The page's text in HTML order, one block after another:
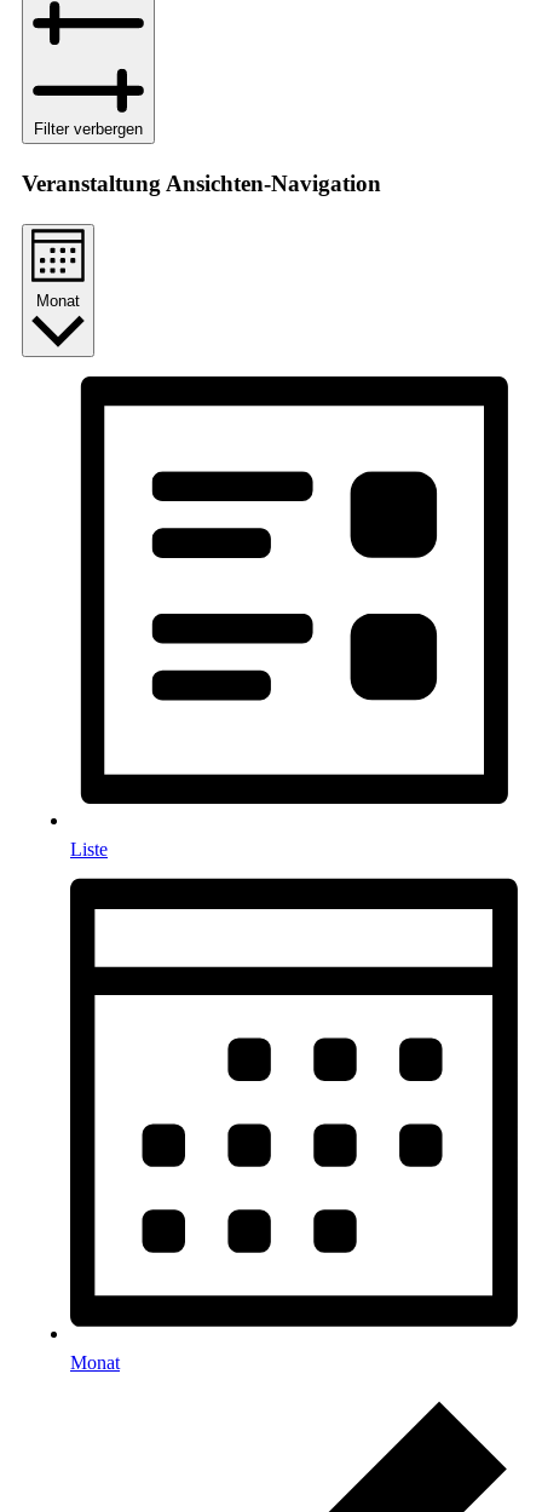
Filter verbergen
Veranstaltung Ansichten-Navigation
Monat
Liste
Monat